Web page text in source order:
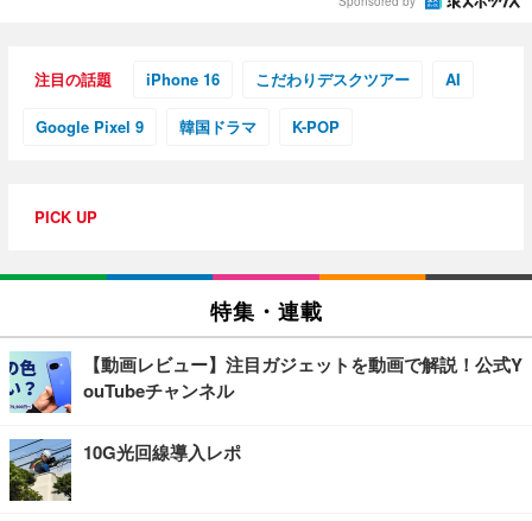
注目の話題 iPhone 16 こだわりデスクツアー AI
Google Pixel 9 韓国ドラマ K-POP
PICK UP
特集・連載
【動画レビュー】注目ガジェットを動画で解説！公式Y
ouTubeチャンネル
10G光回線導入レポ